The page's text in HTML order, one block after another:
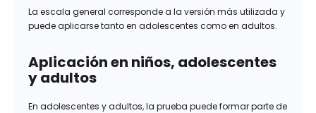
La escala general corresponde a la versión más utilizada y
puede aplicarse tanto en adolescentes como en adultos.
Aplicación en niños, adolescentes
y adultos
En adolescentes y adultos, la prueba puede formar parte de